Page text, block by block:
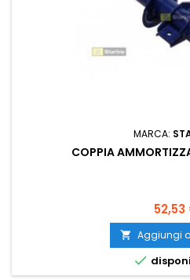
MARCA:
COPPIA
52,53
 Aggiungi
